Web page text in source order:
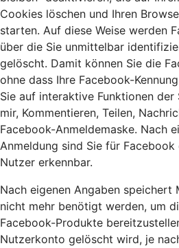
Cookies löschen und Ihren
starten. Auf diese Weise werden
über die Sie unmittelbar
gelöscht. Damit können Sie die
ohne dass Ihre Facebook-
Sie auf interaktive Funktionen
mir, Kommentieren, Teilen,
Facebook-Anmeldemaske. Nach
Anmeldung sind Sie für
Nutzer erkennbar.
Nach eigenen Angaben speichert
nicht mehr benötigt werden, um
Facebook-Produkte
Nutzerkonto gelöscht wird, je